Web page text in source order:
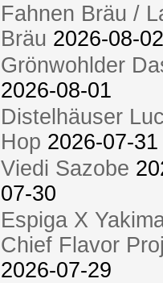
Fahnen Bräu /
Bräu 2026-08-02
Grönwohlder
2026-08-01
Distelhäuser
Hop 2026-07-31
Viedi Sazobe
07-30
Espiga X
Chief Flavor
2026-07-29